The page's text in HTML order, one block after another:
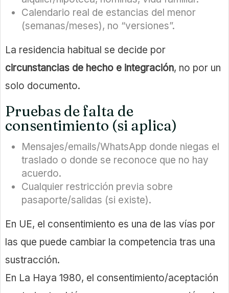
Calendario real de estancias del menor
(semanas/meses), no “versiones”.
La residencia habitual se decide por
circunstancias de hecho e integración, no por un
solo documento.
Pruebas de falta de
consentimiento (si aplica)
Mensajes/emails/WhatsApp donde niegas el
traslado o donde se reconoce que no hay
acuerdo.
Cualquier restricción previa sobre
pasaporte/salidas (si existe).
En UE, el consentimiento es una de las vías por
las que puede cambiar la competencia tras una
sustracción.
En La Haya 1980, el consentimiento/aceptación